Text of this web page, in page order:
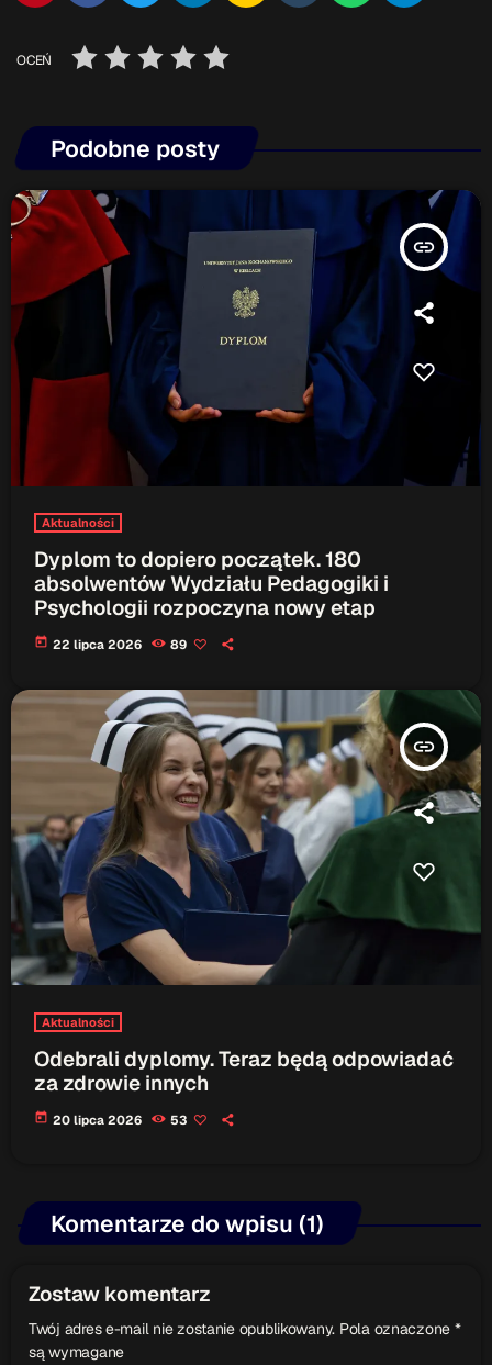
OCEŃ
Podobne posty
insert_link
Aktualności
Dyplom to dopiero początek. 180
absolwentów Wydziału Pedagogiki i
Psychologii rozpoczyna nowy etap
today 22 lipca 2026 89
insert_link
Aktualności
Odebrali dyplomy. Teraz będą odpowiadać
za zdrowie innych
today 20 lipca 2026 53
Komentarze do wpisu (1)
Zostaw komentarz
Twój adres e-mail nie zostanie opublikowany. Pola oznaczone *
są wymagane